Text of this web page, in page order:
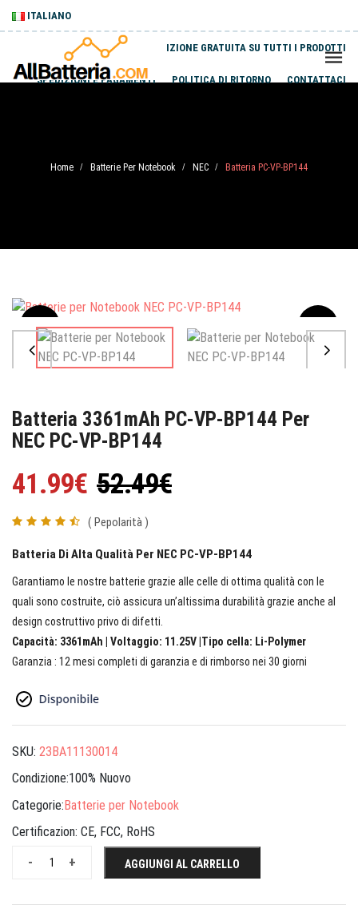
ITALIANO
SPEDIZIONE GRATUITA SU TUTTI I PRODOTTI
SPEDIZIONI E PAGAMENTI POLITICA DI RITORNO CONTATTACI
Home / Batterie Per Notebook / NEC / Batteria PC-VP-BP144
Sale
Batteria 3361mAh PC-VP-BP144 Per
NEC PC-VP-BP144
41.99€ 52.49€
( Pepolarità )
Batteria Di Alta Qualità Per NEC PC-VP-BP144
Garantiamo le nostre batterie grazie alle celle di ottima qualità con le
quali sono costruite, ciò assicura un’altissima durabilità grazie anche al
design costruttivo privo di difetti.
Capacità: 3361mAh | Voltaggio: 11.25V |Tipo cella: Li-Polymer
Garanzia : 12 mesi completi di garanzia e di rimborso nei 30 giorni
SKU: 23BA11130014
Condizione:100% Nuovo
Categorie:Batterie per Notebook
Certificazion: CE, FCC, RoHS
+
- AGGIUNGI AL CARRELLO